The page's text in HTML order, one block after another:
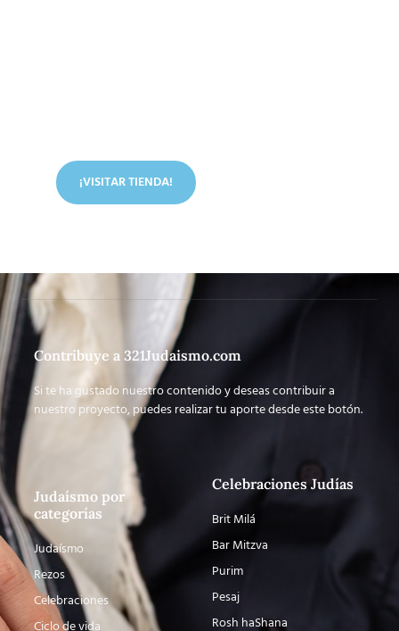
¡VISITAR TIENDA!
Contribuye a 321Judaismo.com
Si te ha gustado nuestro contenido y deseas contribuir a
nuestro proyecto, puedes realizar tu aporte desde este botón.
Judaísmo por
categorías
Judaísmo
Rezos
Celebraciones
Ciclo de vida
Celebraciones Judías
Brit Milá
Bar Mitzva
Purim
Pesaj
Rosh haShana